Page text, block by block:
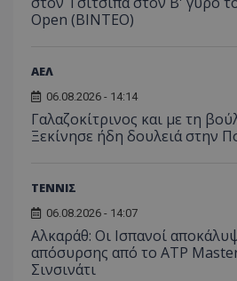
Open (ΒΙΝΤΕΟ)
ΑΕΛ
06.08.2026 - 14:14
Γαλαζοκίτρινος και με τη
Ξεκίνησε ήδη δουλειά στην
ΤΕΝΝΙΣ
06.08.2026 - 14:07
Αλκαράθ: Οι Ισπανοί
απόσυρσης από το ATP
Σινσινάτι